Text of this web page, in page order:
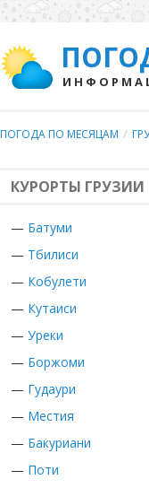
ПОГОДА ПО МЕСЯЦАМ /
КУРОРТЫ ГРУЗИИ
— Батуми
— Тбилиси
— Кобулети
— Кутаиси
— Уреки
— Боржоми
— Гудаури
— Местия
— Бакуриани
— Поти